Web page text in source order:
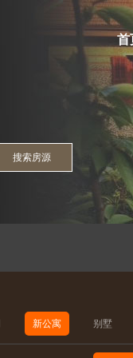
首
搜索房源
新公寓 别墅